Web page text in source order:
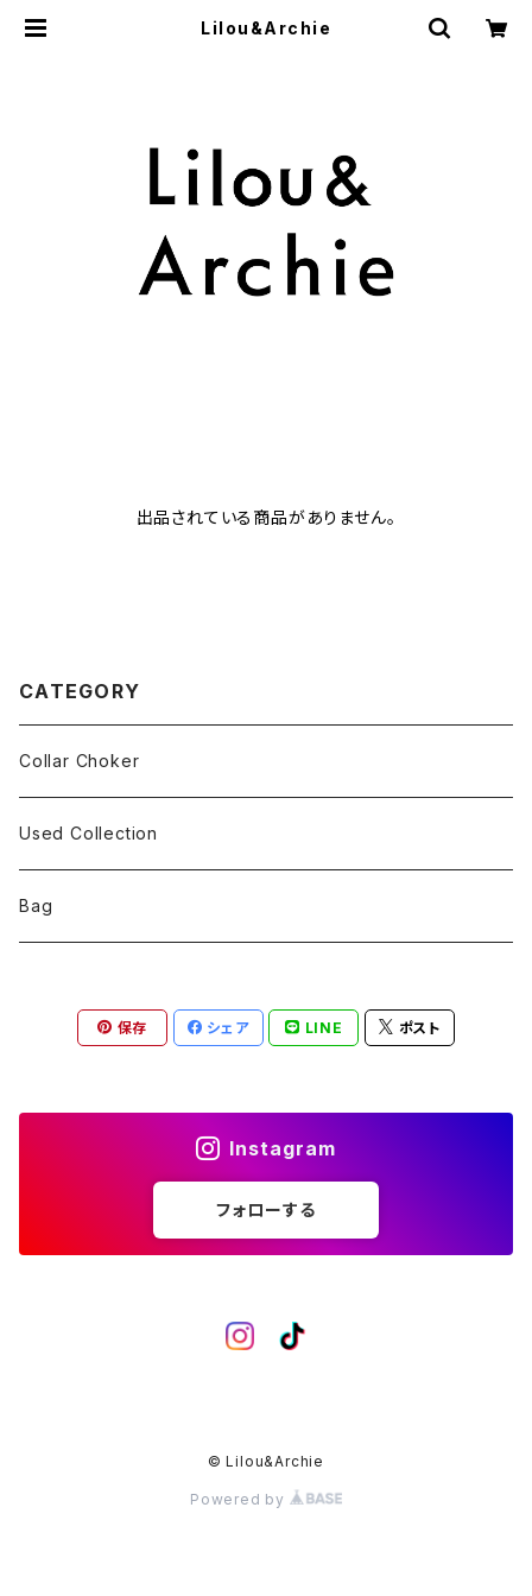
Lilou&Archie
出品されている商品がありません。
CATEGORY
Collar Choker
Used Collection
Bag
保存 シェア LINE ポスト
Instagram
フォローする
© Lilou&Archie
Powered by